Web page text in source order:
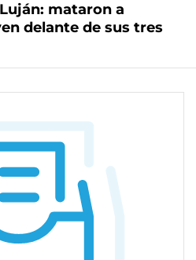
mataron a
delante de sus tres